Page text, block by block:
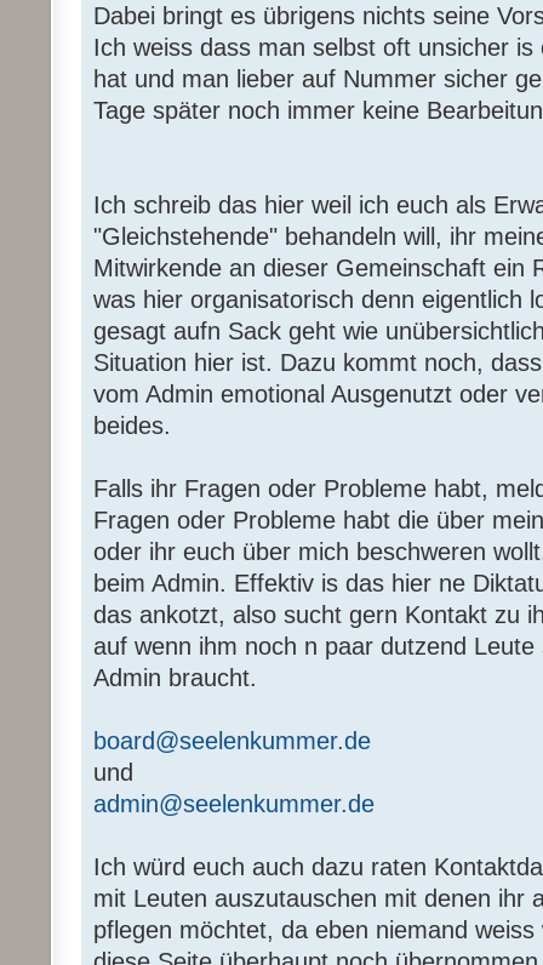
Dabei bringt es übrigens nichts seine
Ich weiss dass man selbst oft unsicher
hat und man lieber auf Nummer sicher
Tage später noch immer keine
Ich schreib das hier weil ich euch als
"Gleichstehende" behandeln will, ihr
Mitwirkende an dieser Gemeinschaft ein
was hier organisatorisch denn eigentlich
gesagt aufn Sack geht wie
Situation hier ist. Dazu kommt noch,
vom Admin emotional Ausgenutzt oder
beides.
Falls ihr Fragen oder Probleme habt,
Fragen oder Probleme habt die über
oder ihr euch über mich beschweren
beim Admin. Effektiv is das hier ne
das ankotzt, also sucht gern Kontakt zu
auf wenn ihm noch n paar dutzend
Admin braucht.
board@seelenkummer.de
und
admin@seelenkummer.de
Ich würd euch auch dazu raten
mit Leuten auszutauschen mit denen ihr
pflegen möchtet, da eben niemand